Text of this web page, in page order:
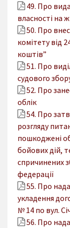
49. Про
власності на
50. Про
комітету від
коштів”
51. Про
судового
52. Про
облік
54. Про
розгляду
пошкоджені
бойових дій,
спричинених
федерації
55. Про
укладення
№ 14 по вул.
56. Про